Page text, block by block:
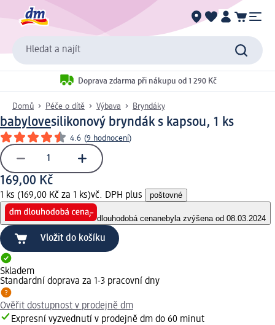
Hledat a najít
Doprava zdarma při nákupu od 1 290 Kč
Domů Péče o dítě Výbava Bryndáky
babylovesilikonový bryndák s kapsou, 1 ks
4.6 (9 hodnocení)
169,00 Kč
1 ks (169,00 Kč za 1 ks)vč. DPH plus poštovné
dlouhodobá cenanebyla zvýšena od 08.03.2024
Vložit do košíku
Skladem
Standardní doprava za 1-3 pracovní dny
Ověřit dostupnost v prodejně dm
Expresní vyzvednutí v prodejně dm do 60 minut